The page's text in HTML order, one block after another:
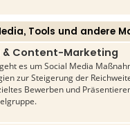
Tools und andere
& Content-Marketing
es um Social Media
zur Steigerung der
Bewerben und